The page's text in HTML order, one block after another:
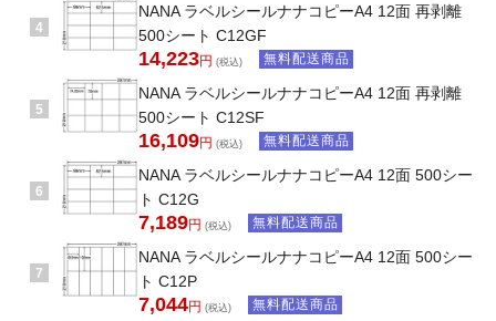
4
NANA ラベルシールナナコピーA4 12面 再剥離
500シート C12GF
14,223円 (税込) 無料配送商品
5
NANA ラベルシールナナコピーA4 12面 再剥離
500シート C12SF
16,109円 (税込) 無料配送商品
6
NANA ラベルシールナナコピーA4 12面 500シー
ト C12G
7,189円 (税込) 無料配送商品
7
NANA ラベルシールナナコピーA4 12面 500シー
ト C12P
7,044円 (税込) 無料配送商品